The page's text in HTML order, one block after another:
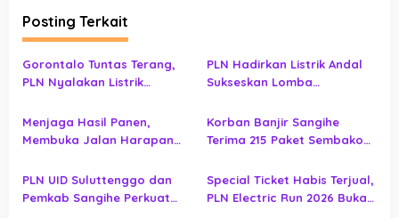
a
s
i
o
s
Posting Terkait
Gorontalo Tuntas Terang,
PLN Nyalakan Listrik
Rasio Desa Berlistrik
Provinsi Gorontalo Capai
PLN Hadirkan Listrik Andal
Sukseskan Lomba
Bermazmur di Sangihe
Menjaga Hasil Panen,
Membuka Jalan Harapan
Korban Banjir Sangihe
Terima 215 Paket Sembako
Jaringan Listrik Ikut
Diperiksa
PLN UID Suluttenggo dan
Pemkab Sangihe Perkuat
Special Ticket Habis Terjual,
PLN Electric Run 2026 Buka